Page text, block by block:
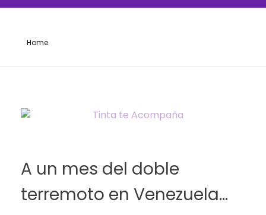
Home
A un mes del doble
terremoto en Venezuela…